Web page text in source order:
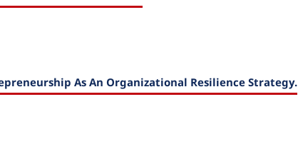
As An Organizational Resilience Strategy.